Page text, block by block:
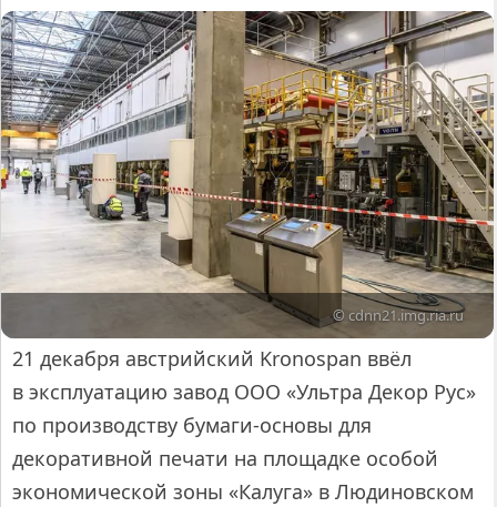
© cdnn21.img.ria.ru
21 декабря австрийский Kronospan ввёл
в эксплуатацию завод ООО «Ультра Декор Рус»
по производству бумаги-основы для
декоративной печати на площадке особой
экономической зоны «Калуга» в Людиновском